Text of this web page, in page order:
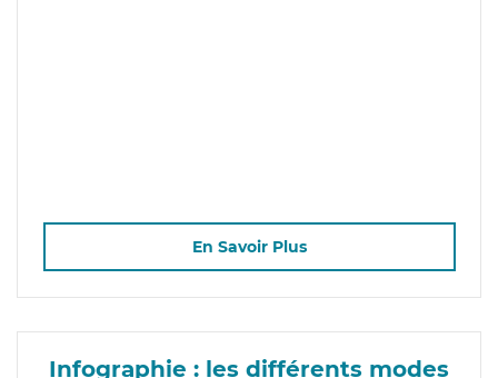
En Savoir Plus
Infographie : les différents modes